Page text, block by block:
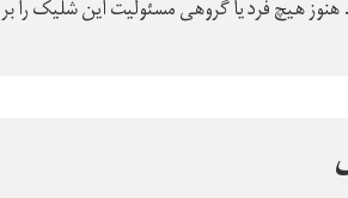
هیچ فرد یا گروهی مسئولیت این شلیک را بر